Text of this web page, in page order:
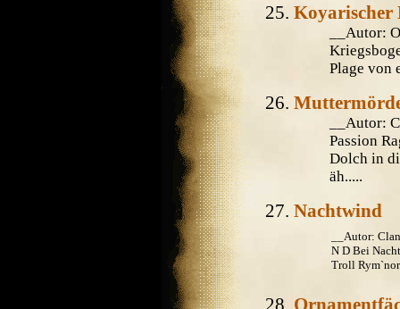
Koyarischer
__Autor:
Plage von
__Autor:
Passion
Dolch in
äh.....
Nachtwind
__Autor:
N D Bei
Troll